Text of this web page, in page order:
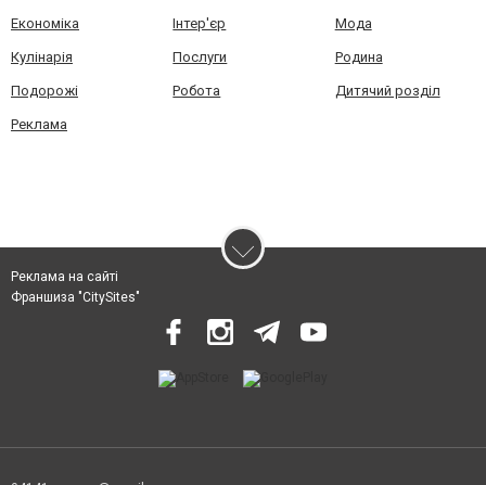
Економіка Інтер'єр Мода
Кулінарія Послуги Родина
Подорожі Робота Дитячий розділ
Реклама
Реклама на сайті
Франшиза "CitySites"